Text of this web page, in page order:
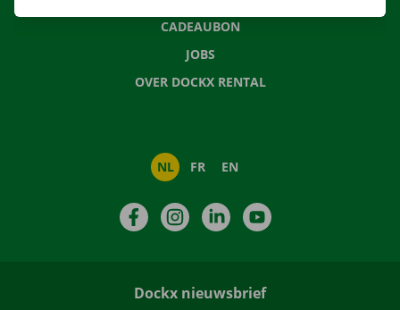
CADEAUBON
JOBS
OVER DOCKX RENTAL
NL FR EN
FacebookInstagramLinkedIn
Dockx nieuwsbrief